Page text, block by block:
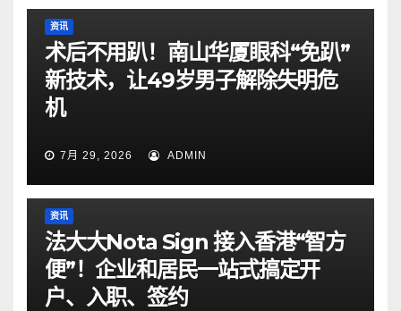
资讯
术后不用趴！南山华厦眼科“免趴”
新技术，让49岁男子解除失明危
机
7月 29, 2026 ADMIN
资讯
法大大Nota Sign 接入香港“智方
便”！企业和居民一站式搞定开
户、入职、签约